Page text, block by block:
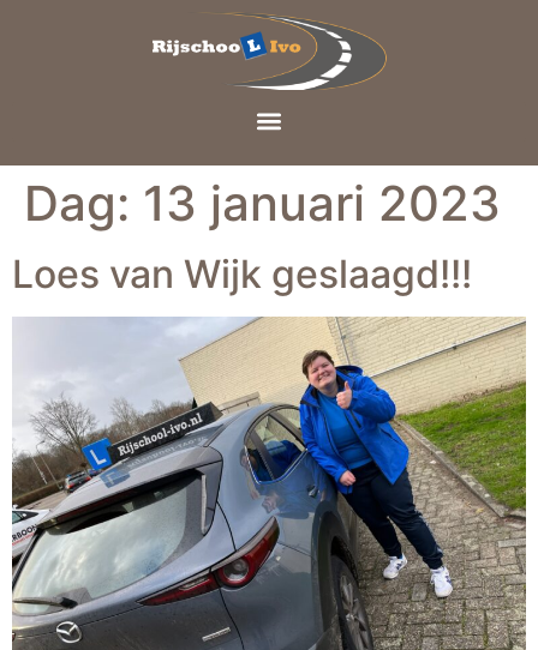
Dag: 13 januari 2023
Loes van Wijk geslaagd!!!